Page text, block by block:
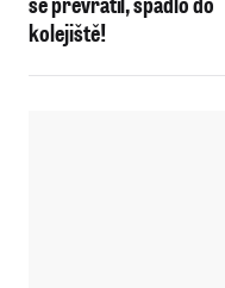
kolejiště!